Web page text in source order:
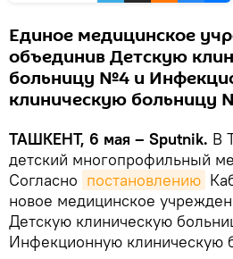
Единое медицинское
объединив Детскую
больницу №4 и
клиническую больницу
ТАШКЕНТ, 6 мая – Sputnik. В
детский многопрофильный
Согласно постановлению
новое медицинское
Детскую клиническую
Инфекционную клиническую